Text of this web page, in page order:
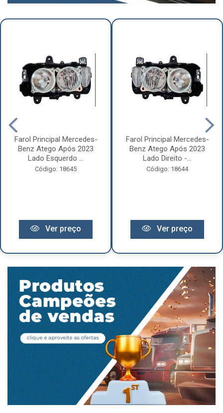
Farol Principal Mercedes-
Benz Atego Após 2023
Lado Esquerdo ...
Código: 18645
Ver preço
Farol Principal Mercedes-
Benz Atego Após 2023
Lado Direito -...
Código: 18644
Ver preço